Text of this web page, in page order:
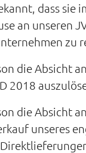
dass sie
an unseren
zu
die Absicht
2018
die Absicht
unseres